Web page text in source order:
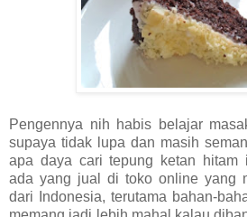
Pengennya nih habis belajar
supaya tidak lupa dan masih
apa daya cari tepung ketan hitam
ada yang jual di toko online yang
dari Indonesia, terutama bahan-